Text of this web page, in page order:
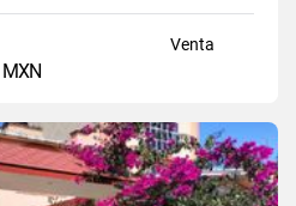
Venta
MXN